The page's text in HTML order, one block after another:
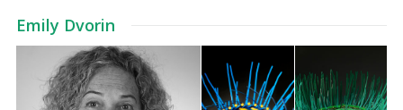
Emily Dvorin